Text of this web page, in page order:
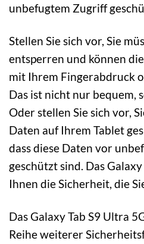
unbefugtem Zugriff
Stellen Sie sich vor, Sie
entsperren und können
mit Ihrem Fingerabdruck
Das ist nicht nur bequem,
Oder stellen Sie sich vor,
Daten auf Ihrem Tablet
dass diese Daten vor
geschützt sind. Das
Ihnen die Sicherheit, die
Das Galaxy Tab S9 Ultra
Reihe weiterer